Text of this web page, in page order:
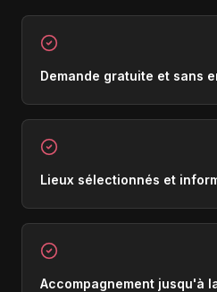
Demande gratuite et sans
Lieux sélectionnés et
Accompagnement jusqu'à